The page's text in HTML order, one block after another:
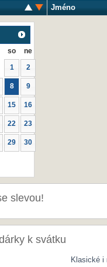
Jméno
so ne
1 2
8 9
15 16
22 23
29 30
slevou!
k svátku
Klasické i